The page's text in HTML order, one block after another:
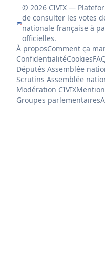
© 2026 CIVIX —
de consulter les votes
nationale française à
officielles.
À proposComment ça
ConfidentialitéCookies
Députés Assemblée
Scrutins Assemblée
Modération CIVIX
Groupes parlementaires